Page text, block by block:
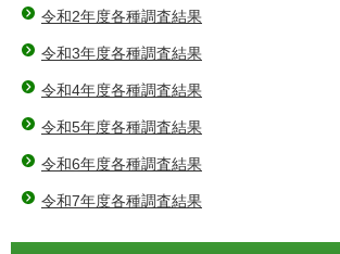
令和2年度各種調査結果
令和3年度各種調査結果
令和4年度各種調査結果
令和5年度各種調査結果
令和6年度各種調査結果
令和7年度各種調査結果